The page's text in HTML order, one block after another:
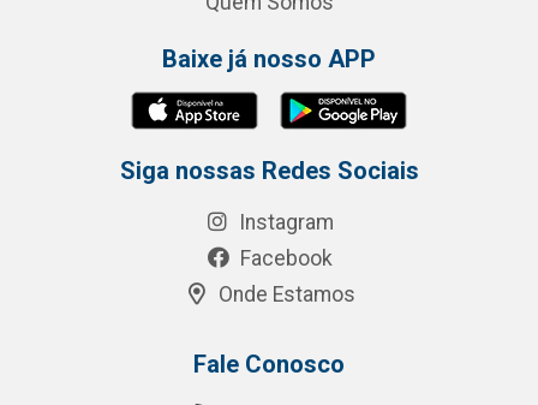
Baixe já nosso APP
Siga nossas Redes Sociais
Instagram
Facebook
Onde Estamos
Fale Conosco